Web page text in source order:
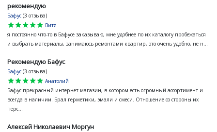
рекомендую
Бафус (3 отзыва)
star
star
star
star
star
Витя
я постоянно что-то в Бафусе заказываю, мне удобнее по их каталогу пробежаться
и выбрать материалы, занимаюсь ремонтами квартир, это очень удобно, не н...
Рекомендую Бафус
Бафус (3 отзыва)
star
star
star
star
star
Анатолий
Бафус прекрасный интернет магазин, в котором есть огромный ассортимент и
всегда в наличии. Брал герметики, эмали и смеси. Отношение со стороны их
перс...
Алексей Николаевич Моргун